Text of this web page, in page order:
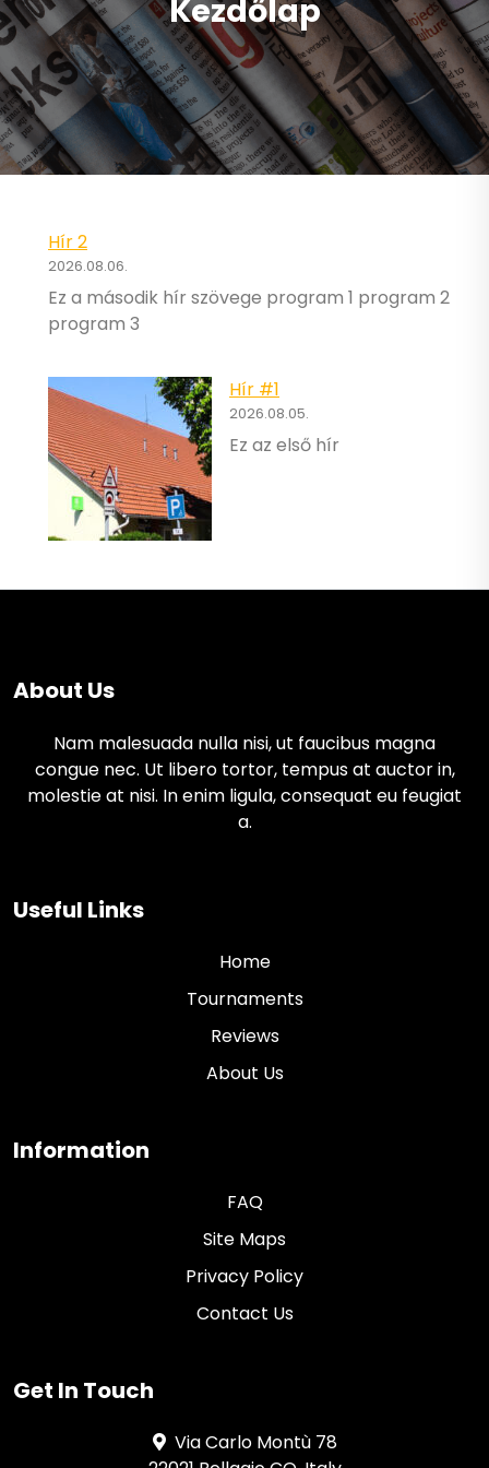
Kezdőlap
Hír 2
2026.08.06.
Ez a második hír szövege program 1 program 2
program 3
Hír #1
2026.08.05.
Ez az első hír
About Us
Nam malesuada nulla nisi, ut faucibus magna
congue nec. Ut libero tortor, tempus at auctor in,
molestie at nisi. In enim ligula, consequat eu feugiat
a.
Useful Links
Home
Tournaments
Reviews
About Us
Information
FAQ
Site Maps
Privacy Policy
Contact Us
Get In Touch
Via Carlo Montù 78